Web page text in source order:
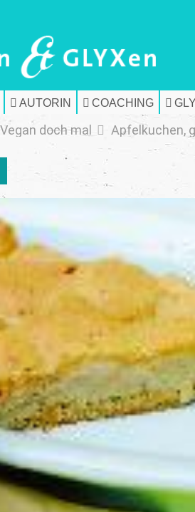
AUTORIN COACHING
Vegan doch mal Apfelkuchen,